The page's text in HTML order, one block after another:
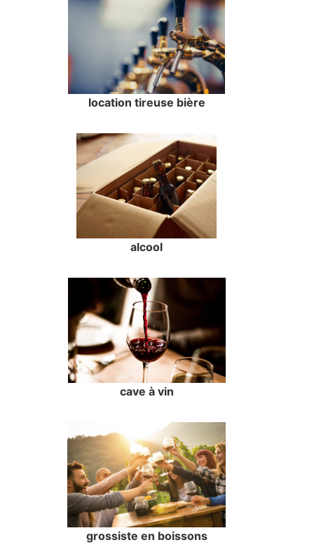
location tireuse bière
alcool
cave à vin
grossiste en boissons